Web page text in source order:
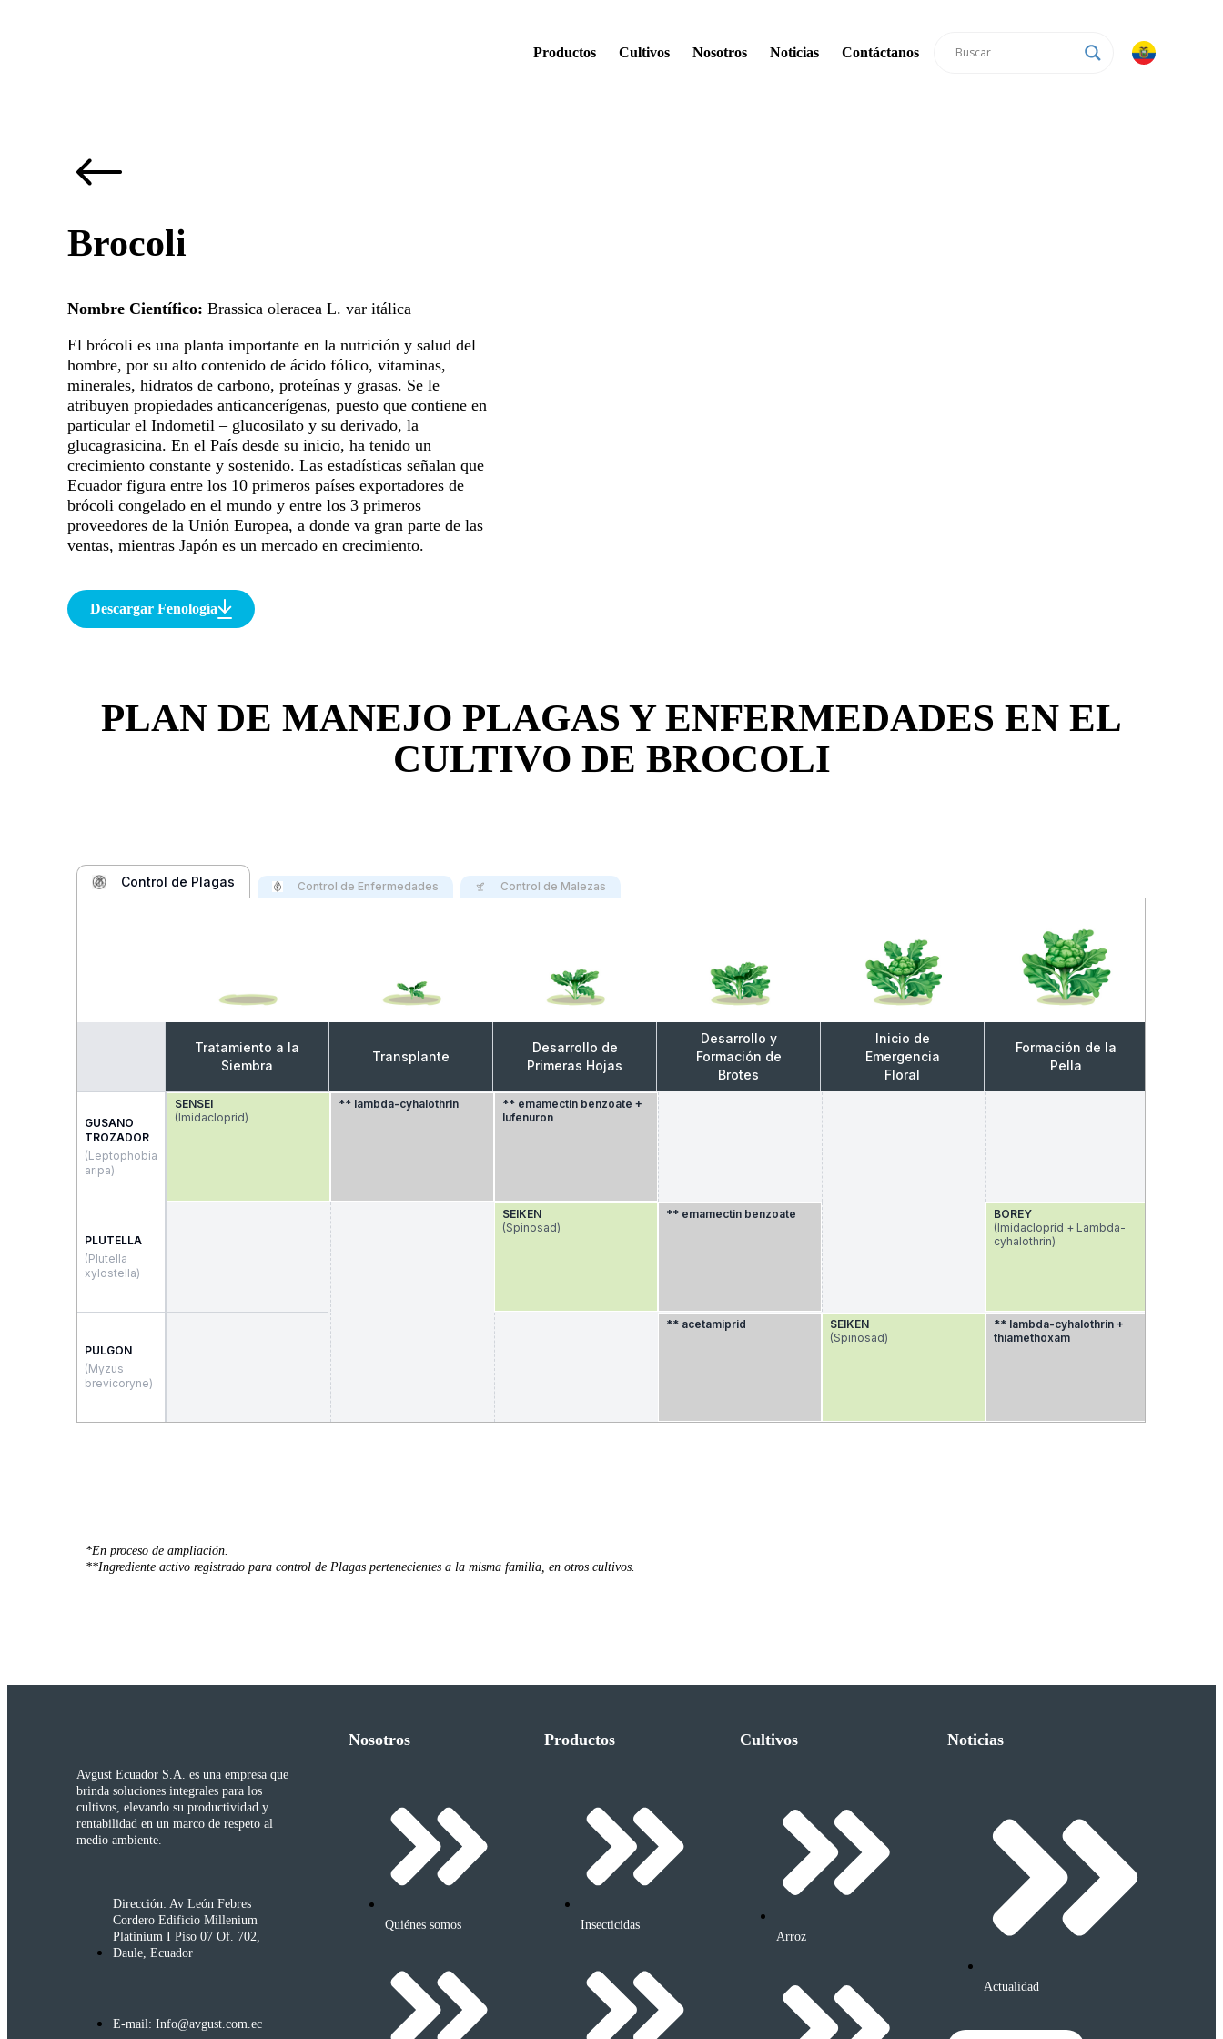
Productos Cultivos Nosotros Noticias Contáctanos
Brocoli
Nombre Científico: Brassica oleracea L. var itálica
El brócoli es una planta importante en la nutrición y salud del
hombre, por su alto contenido de ácido fólico, vitaminas,
minerales, hidratos de carbono, proteínas y grasas. Se le
atribuyen propiedades anticancerígenas, puesto que contiene en
particular el Indometil – glucosilato y su derivado, la
glucagrasicina. En el País desde su inicio, ha tenido un
crecimiento constante y sostenido. Las estadísticas señalan que
Ecuador figura entre los 10 primeros países exportadores de
brócoli congelado en el mundo y entre los 3 primeros
proveedores de la Unión Europea, a donde va gran parte de las
ventas, mientras Japón es un mercado en crecimiento.
Descargar Fenología
PLAN DE MANEJO PLAGAS Y ENFERMEDADES EN EL
CULTIVO DE BROCOLI
*En proceso de ampliación.
**Ingrediente activo registrado para control de Plagas pertenecientes a la misma familia, en otros cultivos.
Avgust Ecuador S.A. es una empresa que
brinda soluciones integrales para los
cultivos, elevando su productividad y
rentabilidad en un marco de respeto al
medio ambiente.
Dirección: Av León Febres
Cordero Edificio Millenium
Platinium I Piso 07 Of. 702,
Daule, Ecuador
E-mail: Info@avgust.com.ec
Nosotros
Quiénes somos
Productos
Insecticidas
Cultivos
Arroz
Noticias
Actualidad